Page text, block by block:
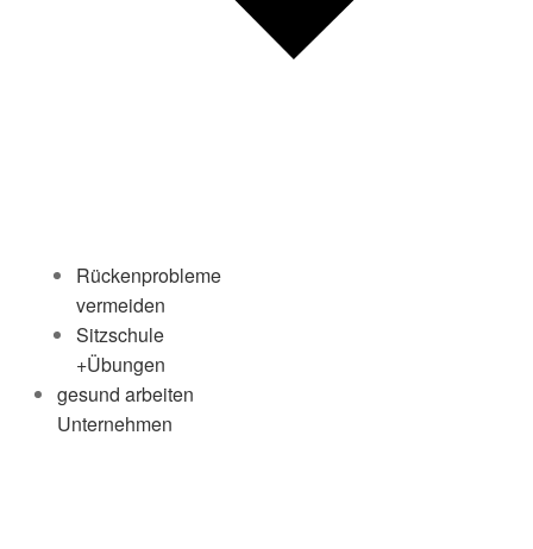
Rückenprobleme
vermeiden
Sitzschule
+Übungen
gesund arbeiten
Unternehmen